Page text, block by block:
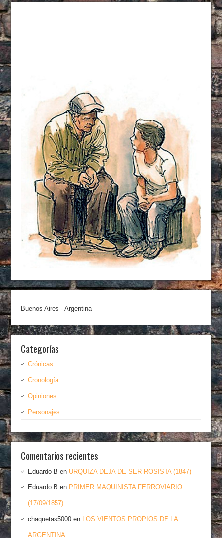
Buenos Aires - Argentina
Categorías
Crónicas
Cronología
Opiniones
Personajes
Comentarios recientes
Eduardo B en URQUIZA DEJA DE SER ROSISTA (1847)
Eduardo B en PRIMER MAQUINISTA FERROVIARIO
(17/09/1857)
chaquetas5000 en LOS VIENTOS PROPIOS DE LA
ARGENTINA